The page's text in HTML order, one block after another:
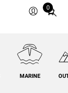
0
Total
MARINE